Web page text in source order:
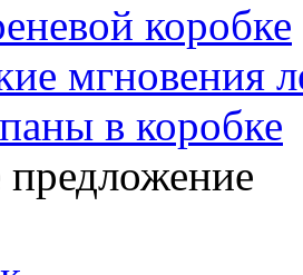
коробке
мгновения
в коробке